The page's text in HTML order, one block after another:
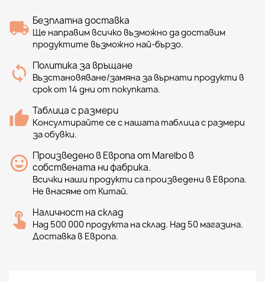
Безплатна доставка
Ще направим всичко възможно да доставим
продуктите възможно най-бързо.
Политика за връщане
Възстановяване/замяна за върнати продукти в
срок от 14 дни от покупката.
Таблица с размери
Консултирайте се с нашата таблица с размери
за обувки.
Произведено в Европа от Marelbo в
собствената ни фабрика.
Всички наши продукти са произведени в Европа.
Не внасяме от Китай.
Наличност на склад
Над 500 000 продукта на склад. Над 50 магазина.
Доставка в Европа.